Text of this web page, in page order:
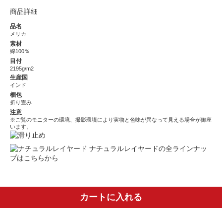
商品詳細
品名
メリカ
素材
綿100％
目付
2195g/m2
生産国
インド
梱包
折り畳み
注意
※ご覧のモニターの環境、撮影環境により実物と色味が異なって見える場合が御座
います。
ナチュラルレイヤードの全ラインナッ
プはこちらから
カートに入れる